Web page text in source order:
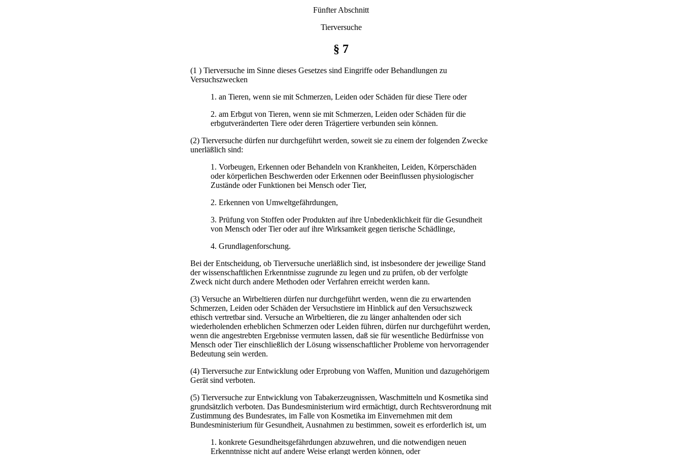
Fünfter Abschnitt
Tierversuche
§ 7
(1 ) Tierversuche im Sinne dieses Gesetzes sind Eingriffe oder Behandlungen zu
Versuchszwecken
1. an Tieren, wenn sie mit Schmerzen, Leiden oder Schäden für diese Tiere oder
2. am Erbgut von Tieren, wenn sie mit Schmerzen, Leiden oder Schäden für die
erbgutveränderten Tiere oder deren Trägertiere verbunden sein können.
(2) Tierversuche dürfen nur durchgeführt werden, soweit sie zu einem der folgenden Zwecke
unerläßlich sind:
1. Vorbeugen, Erkennen oder Behandeln von Krankheiten, Leiden, Körperschäden
oder körperlichen Beschwerden oder Erkennen oder Beeinflussen physiologischer
Zustände oder Funktionen bei Mensch oder Tier,
2. Erkennen von Umweltgefährdungen,
3. Prüfung von Stoffen oder Produkten auf ihre Unbedenklichkeit für die Gesundheit
von Mensch oder Tier oder auf ihre Wirksamkeit gegen tierische Schädlinge,
4. Grundlagenforschung.
Bei der Entscheidung, ob Tierversuche unerläßlich sind, ist insbesondere der jeweilige Stand
der wissenschaftlichen Erkenntnisse zugrunde zu legen und zu prüfen, ob der verfolgte
Zweck nicht durch andere Methoden oder Verfahren erreicht werden kann.
(3) Versuche an Wirbeltieren dürfen nur durchgeführt werden, wenn die zu erwartenden
Schmerzen, Leiden oder Schäden der Versuchstiere im Hinblick auf den Versuchszweck
ethisch vertretbar sind. Versuche an Wirbeltieren, die zu länger anhaltenden oder sich
wiederholenden erheblichen Schmerzen oder Leiden führen, dürfen nur durchgeführt werden,
wenn die angestrebten Ergebnisse vermuten lassen, daß sie für wesentliche Bedürfnisse von
Mensch oder Tier einschließlich der Lösung wissenschaftlicher Probleme von hervorragender
Bedeutung sein werden.
(4) Tierversuche zur Entwicklung oder Erprobung von Waffen, Munition und dazugehörigem
Gerät sind verboten.
(5) Tierversuche zur Entwicklung von Tabakerzeugnissen, Waschmitteln und Kosmetika sind
grundsätzlich verboten. Das Bundesministerium wird ermächtigt, durch Rechtsverordnung mit
Zustimmung des Bundesrates, im Falle von Kosmetika im Einvernehmen mit dem
Bundesministerium für Gesundheit, Ausnahmen zu bestimmen, soweit es erforderlich ist, um
1. konkrete Gesundheitsgefährdungen abzuwehren, und die notwendigen neuen
Erkenntnisse nicht auf andere Weise erlangt werden können, oder